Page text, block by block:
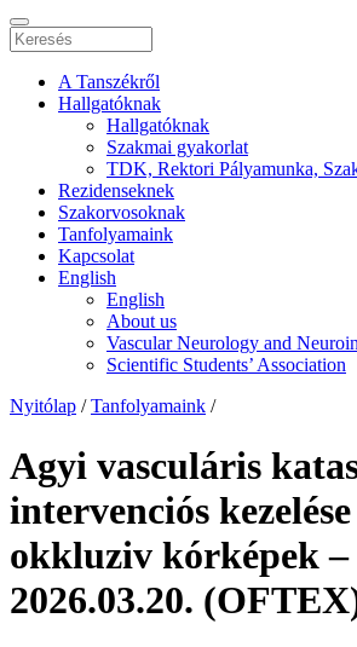
A Tanszékről
Hallgatóknak
Hallgatóknak
Szakmai gyakorlat
TDK, Rektori Pályamunka,
Rezidenseknek
Szakorvosoknak
Tanfolyamaink
Kapcsolat
English
English
About us
Vascular Neurology and
Scientific Students’ Association
Nyitólap / Tanfolyamaink /
Agyi vasculáris
intervenciós
okkluziv kórképek –
2026.03.20.